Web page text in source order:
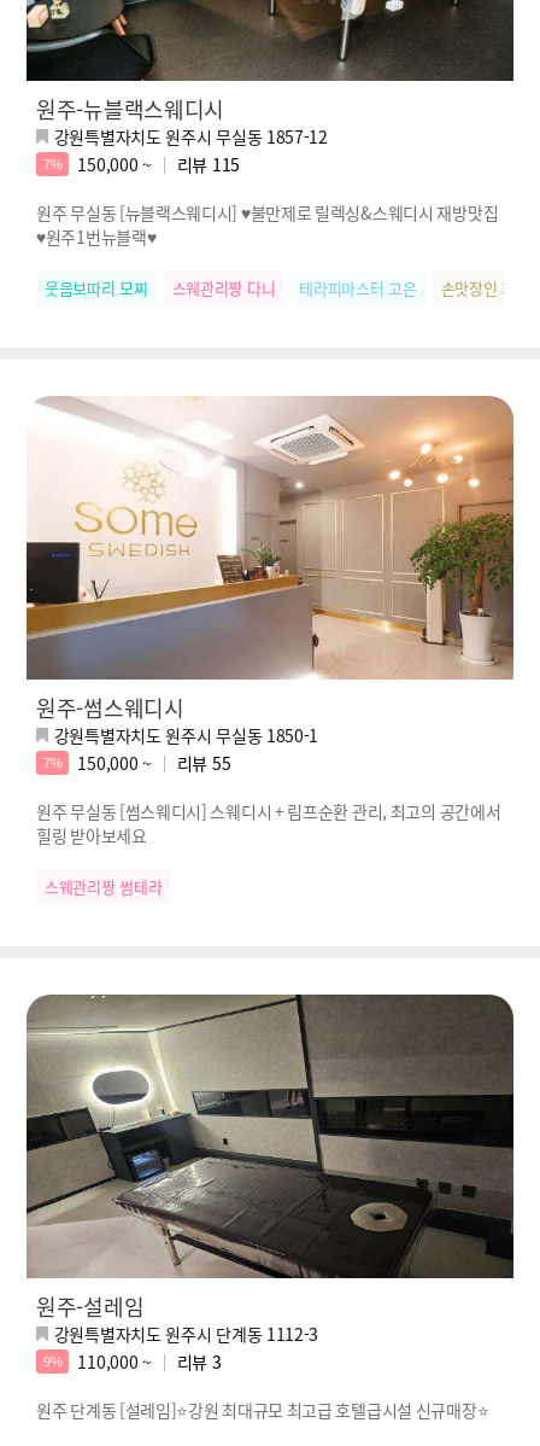
원주-뉴블랙스웨디시
강원특별자치도 원주시 무실동 1857-12
7% 150,000 ~ 리뷰 115
원주 무실동 [뉴블랙스웨디시] ♥불만제로 릴렉싱&스웨디시 재방맛집
♥원주1번뉴블랙♥
웃음보따리 모찌 스웨관리짱 다니 테라피마스터 고은 손맛장인 화영
원주-썸스웨디시
강원특별자치도 원주시 무실동 1850-1
7% 150,000 ~ 리뷰 55
원주 무실동 [썸스웨디시] 스웨디시 + 림프순환 관리, 최고의 공간에서
힐링 받아보세요
스웨관리짱 썸테라
원주-설레임
강원특별자치도 원주시 단계동 1112-3
9% 110,000 ~ 리뷰 3
원주 단계동 [설레임]⭐강원 최대규모 최고급 호텔급시설 신규매장⭐